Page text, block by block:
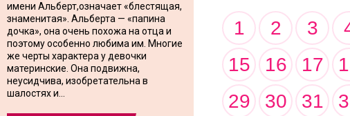
имени Альберт,означает «блестящая,
знаменитая». Альберта — «папина
дочка», она очень похожа на отца и
поэтому особенно любима им. Многие
же черты характера у девочки
материнские. Она подвижна,
неусидчива, изобретательна в
шалостях и...
1 2 3
15
16 17
29
30 31